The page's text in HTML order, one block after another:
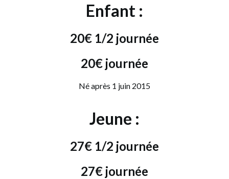
Enfant :
20€ 1/2 journée
20€ journée
Né après 1 juin 2015
Jeune :
27€ 1/2 journée
27€ journée